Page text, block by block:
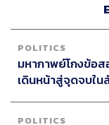
ที่ 2 รักษาพระองค์
ตำแหน่งผู้บัญชากา
อดีตผู้บัญชาการก
บังคับการกรมทหา
ช่วยผู้บัญชาการทห
บัญชาการทหารบกร
เอก สุรยุทธ์ จุลาน
POLITICS
มหากาพย์โกงข้อ
เดินหน้าสู่จุดจบใ
POLITICS